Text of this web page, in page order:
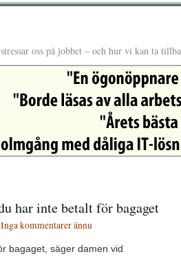
oss på jobbet – och hur vi kan ta
har inte betalt för bagaget
Inga kommentarer ännu
bagaget, säger damen vid